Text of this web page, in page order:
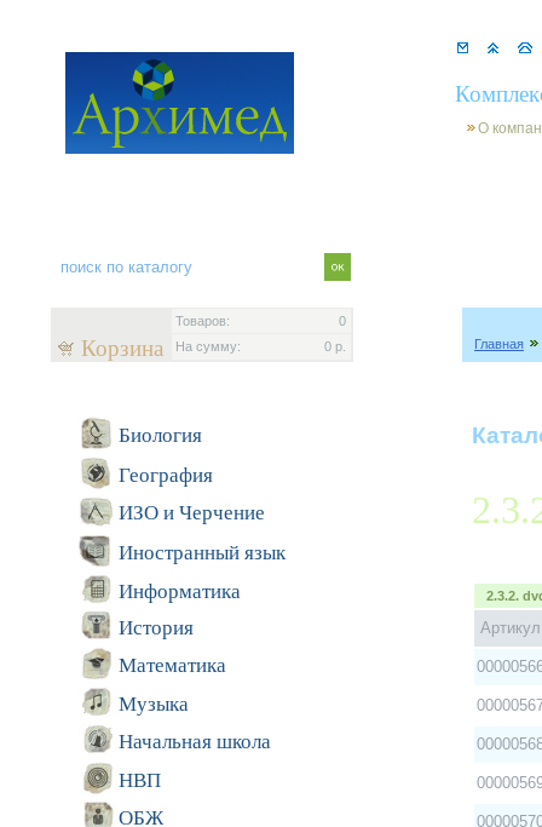
О
Корзина
Товаров:
На сумму:
0
0 р.
Главная
Биология
География
ИЗО и Черчение
Иностранный язык
Информатика
История
Математика
Музыка
Начальная школа
НВП
ОБЖ
2.3.2.
Артикул